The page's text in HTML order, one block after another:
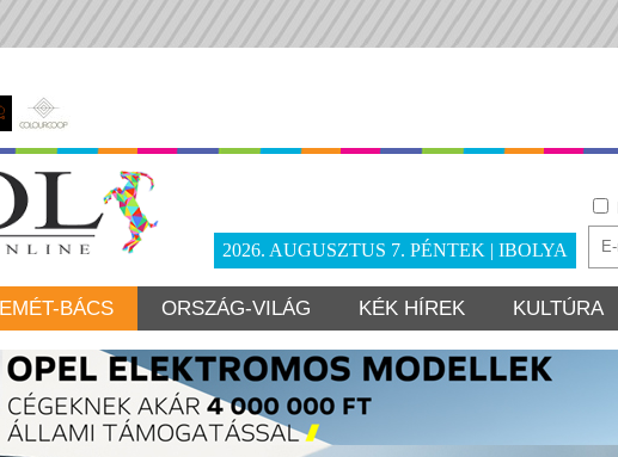
2026. AUGUSZTUS 7. PÉNTEK | IBOLYA
BÁCS ORSZÁG-VILÁG KÉK HÍREK KULTÚRA